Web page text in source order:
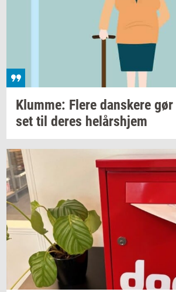
Klum­me: Flere dan­ske­re gør
set til deres helårs­hjem